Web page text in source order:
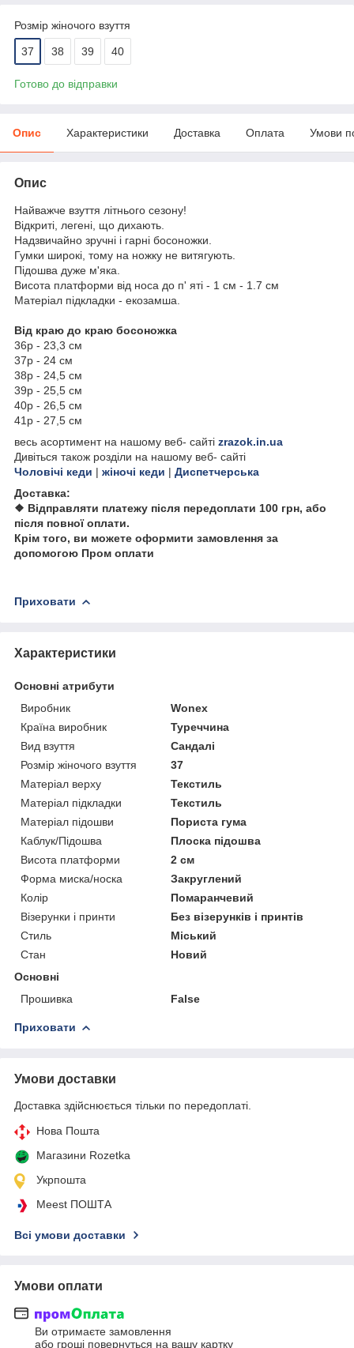
Розмір жіночого взуття
37 38 39 40
Готово до відправки
Опис Характеристики Доставка Оплата Умови
Опис
Найважче взуття літнього сезону!
Відкриті, легені, що дихають.
Надзвичайно зручні і гарні босоножки.
Гумки широкі, тому на ножку не витягують.
Підошва дуже м'яка.
Висота платформи від носа до п' яті - 1 см - 1.7 см
Матеріал підкладки - екозамша.
Від краю до краю босоножка
36р - 23,3 см
37р - 24 см
38р - 24,5 см
39р - 25,5 см
40р - 26,5 см
41р - 27,5 см
весь асортимент на нашому веб- сайті zrazok.in.ua
Дивіться також розділи на нашому веб- сайті
Чоловічі кеди | жіночі кеди | Диспетчерська
Доставка:
❖ Відправляти платежу після передоплати 100 грн, або
після повної оплати.
Крім того, ви можете оформити замовлення за
допомогою Пром оплати
Приховати
Характеристики
Основні атрибути
Виробник
Wonex
Країна виробник
Туреччина
Вид взуття
Сандалі
Розмір жіночого взуття
37
Матеріал верху
Текстиль
Матеріал підкладки
Текстиль
Матеріал підошви
Пориста гума
Каблук/Підошва
Плоска підошва
Висота платформи
2 см
Форма миска/носка
Закруглений
Колір
Помаранчевий
Візерунки і принти
Без візерунків і принтів
Стиль
Міський
Стан
Новий
Основні
Прошивка
False
Приховати
Умови доставки
Доставка здійснюється тільки по передоплаті.
Нова Пошта
Магазини Rozetka
Укрпошта
Meest ПОШТА
Всі умови доставки
Умови оплати
Ви отримаєте замовлення
або гроші повернуться на вашу картку